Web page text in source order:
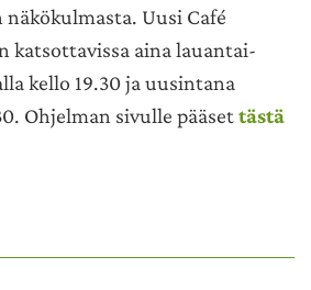
Uusi Café
katsottavissa aina lauantai-
kello 19.30 ja uusintana
Ohjelman sivulle pääsettästä